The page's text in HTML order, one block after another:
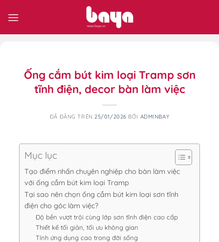
đến
Ống cắm bút kim loại Tramp sơn
tĩnh điện, decor bàn làm việc
ĐÃ ĐĂNG TRÊN25/01/2026 BỞI ADMINBAY
Mục lục
Tạo điểm nhấn chuyên nghiệp cho bàn làm việc
với ống cắm bút kim loại Tramp
Tại sao nên chọn ống cắm bút kim loại sơn tĩnh
điện cho góc làm việc?
Độ bền vượt trội cùng lớp sơn tĩnh điện cao cấp
Thiết kế tối giản, tối ưu không gian
Tính ứng dụng cao trong đời sống